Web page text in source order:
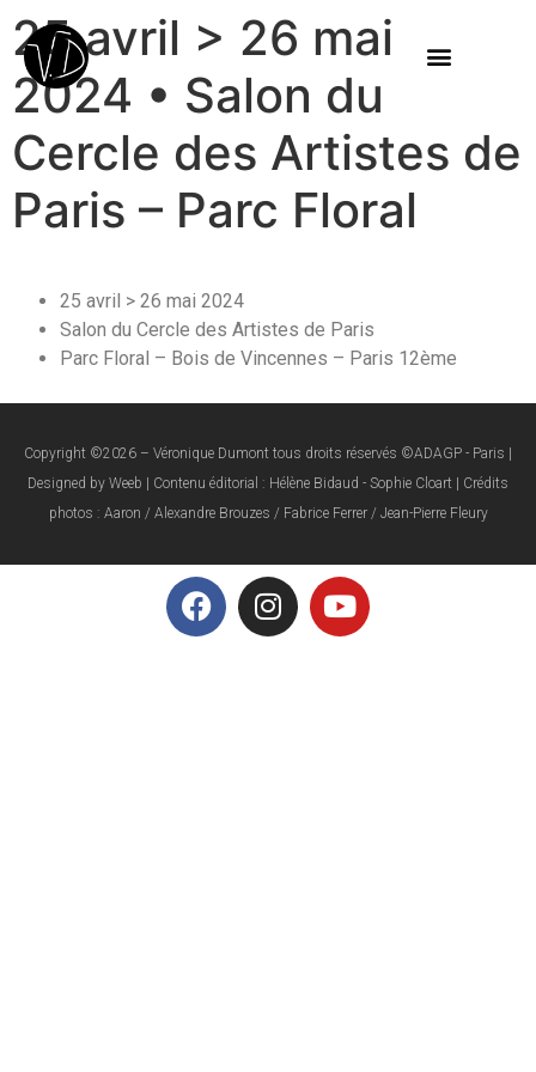
25 avril > 26 mai
2024 • Salon du
Cercle des Artistes de
Paris – Parc Floral
25 avril > 26 mai 2024
Salon du Cercle des Artistes de Paris
Parc Floral – Bois de Vincennes – Paris 12ème
Copyright ©2026 – Véronique Dumont tous droits réservés ©ADAGP - Paris |
Designed by Weeb | Contenu éditorial : Hélène Bidaud - Sophie Cloart | Crédits
photos : Aaron / Alexandre Brouzes / Fabrice Ferrer / Jean-Pierre Fleury